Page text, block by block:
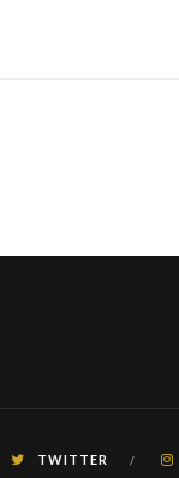
TWITTER